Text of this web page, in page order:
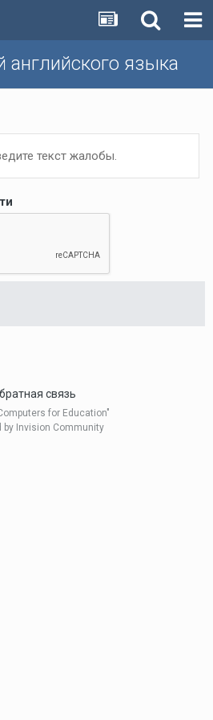
английского языка
текст жалобы.
связь
for Education"
by Invision Community